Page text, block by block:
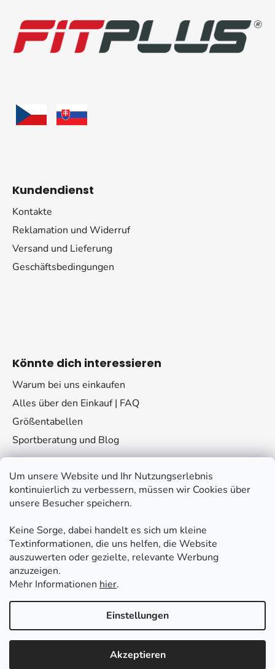
Um unsere Website und Ihr Nutzungserlebnis
kontinuierlich zu verbessern, müssen wir Cookies über
unsere Besucher speichern.
Keine Sorge, dabei handelt es sich um kleine
Textinformationen, die uns helfen, die Website
auszuwerten oder gezielte, relevante Werbung
anzuzeigen.
Mehr Informationen hier.
Einstellungen
Akzeptieren
Kundendienst
Kontakte
Reklamation und Widerruf
Versand und Lieferung
Geschäftsbedingungen
Könnte dich interessieren
Warum bei uns einkaufen
Alles über den Einkauf | FAQ
Größentabellen
Sportberatung und Blog
Kontakt
eshop
Erstellt von Shoptet Premium